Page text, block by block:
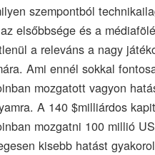
szempontból
elsőbbsége és a
a releváns a nagy
Ami ennél sokkal
mozgatott vagyon
A 140 $milliárdos
mozgatni 100 millió
kisebb hatást